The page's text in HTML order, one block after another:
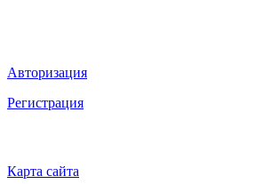
Авторизация
Регистрация
Карта сайта